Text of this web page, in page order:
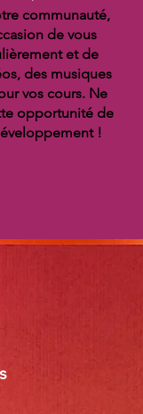
communauté,
de vous
et de
des musiques
vos cours. Ne
opportunité de
!